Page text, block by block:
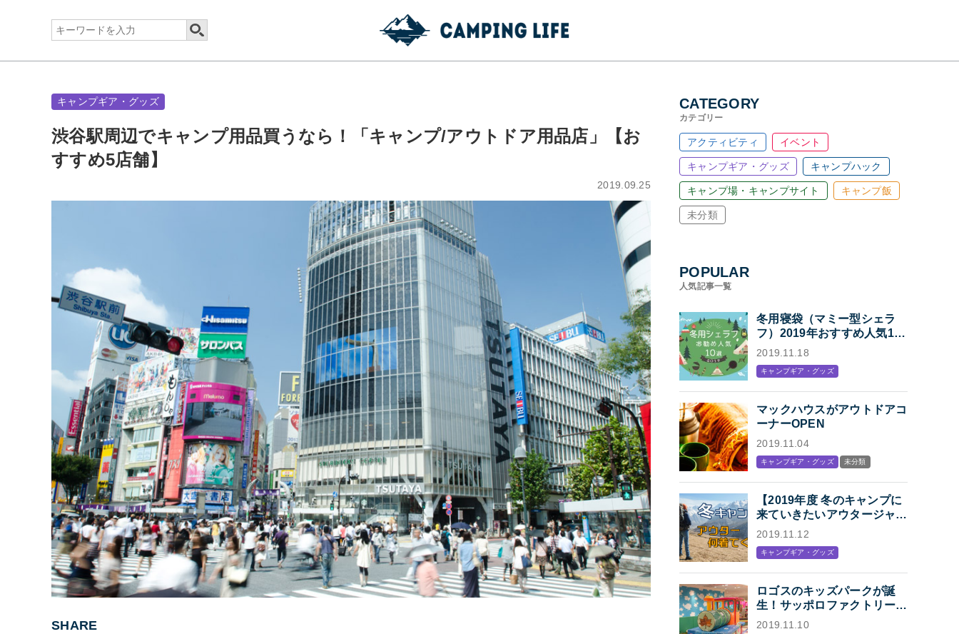
キャンプギア・グッズ
渋谷駅周辺でキャンプ用品買うなら！「キャンプ/アウトドア用品店」【お
すすめ5店舗】
2019.09.25
SHARE
CATEGORY
カテゴリー
アクティビティ イベント
キャンプギア・グッズ キャンプハック
キャンプ場・キャンプサイト キャンプ飯
未分類
POPULAR
人気記事一覧
冬用寝袋（マミー型シェラ
フ）2019年おすすめ人気10
選「冬キャンプの寝袋はマミ
2019.11.18
キャンプギア・グッズ
マックハウスがアウトドアコ
ーナーOPEN
2019.11.04
キャンプギア・グッズ 未分類
【2019年度 冬のキャンプに
来ていきたいアウタージャケ
ット特集】キャンプ・アウト
トドアブランド各社のジャケ
ットまとめ【Mens】
2019.11.12
キャンプギア・グッズ
ロゴスのキッズパークが誕
生！サッポロファクトリー内
「KIDS STATION
2019.11.10